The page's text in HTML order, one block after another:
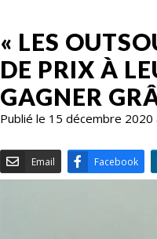
« LES
DE PRIX À
GAGNER
Publié le 15 décembre